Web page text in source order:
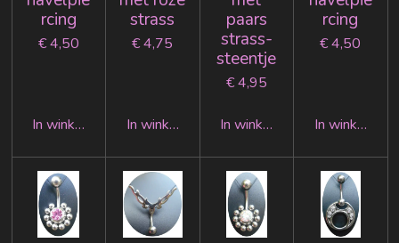
rcing
€ 4,50
In winkelwagen
strass
€ 4,75
In winkelwagen
paars
strass-
steentje
€ 4,95
In winkelwagen
rcing
€ 4,50
In